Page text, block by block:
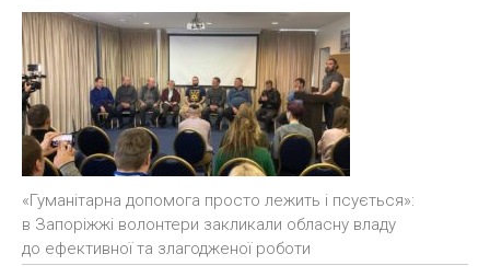
«Гуманітарна допомога просто лежить і псується»:
в Запоріжжі волонтери закликали обласну владу
до ефективної та злагодженої роботи